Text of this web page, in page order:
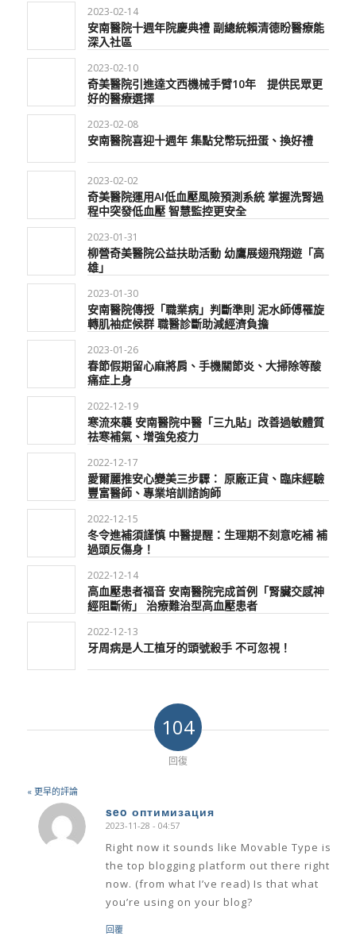
2023-02-14
安南醫院十週年院慶典禮 副總統賴清德盼醫療能
深入社區
2023-02-10
奇美醫院引進達文西機械手臂10年 提供民眾更
好的醫療選擇
2023-02-08
安南醫院喜迎十週年 集點兌幣玩扭蛋、換好禮
2023-02-02
奇美醫院運用AI低血壓風險預測系統 掌握洗腎過
程中突發低血壓 智慧監控更安全
2023-01-31
柳營奇美醫院公益扶助活動 幼鷹展翅飛翔遊「高
雄」
2023-01-30
安南醫院傳授「職業病」判斷準則 泥水師傅罹旋
轉肌袖症候群 職醫診斷助減經濟負擔
2023-01-26
春節假期留心麻將肩、手機關節炎、大掃除等酸
痛症上身
2022-12-19
寒流來襲 安南醫院中醫「三九貼」改善過敏體質
祛寒補氣、增強免疫力
2022-12-17
愛爾麗推安心變美三步驟： 原廠正貨、臨床經驗
豐富醫師、專業培訓諮詢師
2022-12-15
冬令進補須謹慎 中醫提醒：生理期不刻意吃補 補
過頭反傷身！
2022-12-14
高血壓患者福音 安南醫院完成首例「腎臟交感神
經阻斷術」 治療難治型高血壓患者
2022-12-13
牙周病是人工植牙的頭號殺手 不可忽視！
104
回復
« 更早的評論
seo оптимизация
says:
2023-11-28 - 04:57
Right now it sounds like Movable Type is
the top blogging platform out there right
now. (from what I’ve read) Is that what
you’re using on your blog?
回覆